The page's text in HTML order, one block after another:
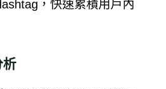
，快速累積用戶內
析